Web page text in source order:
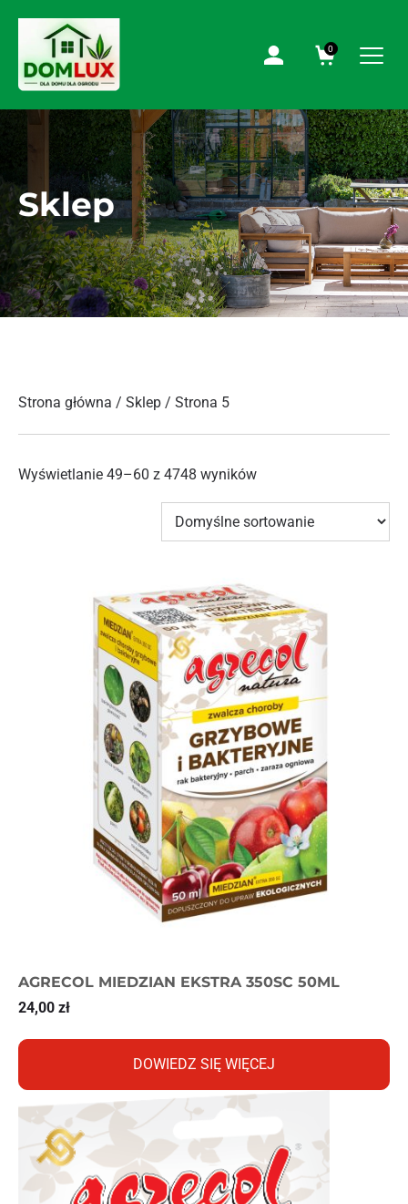
0
Sklep
Strona główna / Sklep / Strona 5
Wyświetlanie 49–60 z 4748 wyników
AGRECOL MIEDZIAN EKSTRA 350SC 50ML
24,00 zł
DOWIEDZ SIĘ WIĘCEJ